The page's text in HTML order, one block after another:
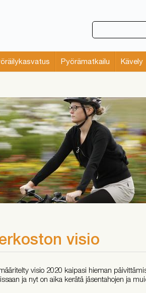
Pyörämatkailu Kävely
visio
visio 2020 kaipasi hieman
ja nyt on aika kerätä jäsentahojen ja